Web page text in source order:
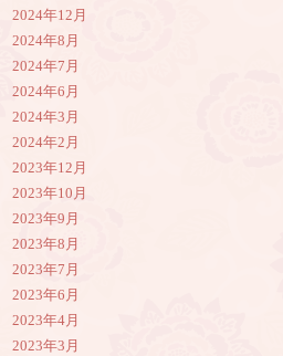
2024年12月
2024年8月
2024年7月
2024年6月
2024年3月
2024年2月
2023年12月
2023年10月
2023年9月
2023年8月
2023年7月
2023年6月
2023年4月
2023年3月